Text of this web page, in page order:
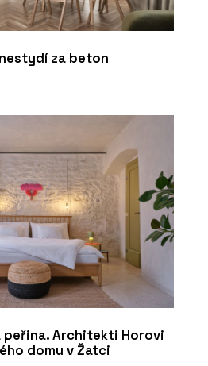
za beton
peřina. Architekti Horovi
domu v Žatci